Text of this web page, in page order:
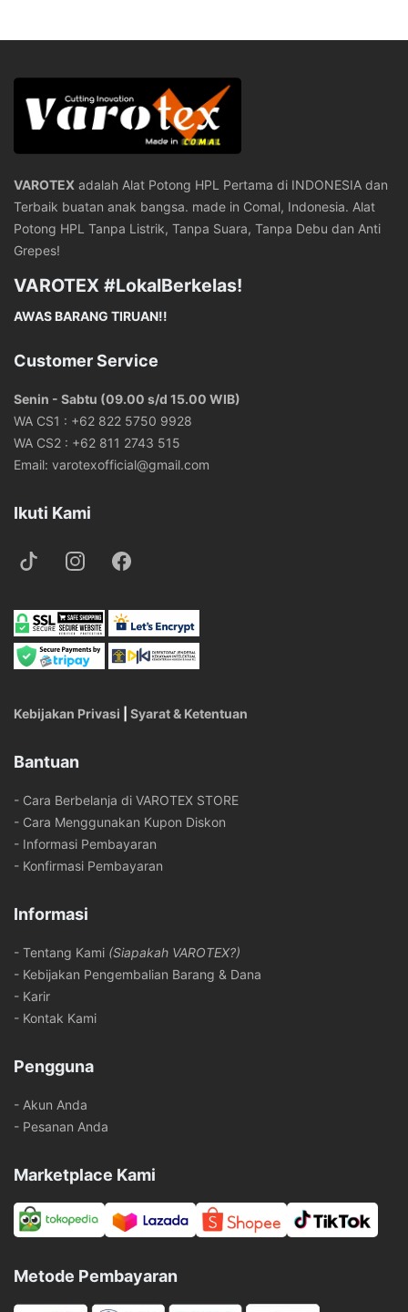
VAROTEX adalah Alat Potong HPL Pertama di INDONESIA dan
Terbaik buatan anak bangsa. made in Comal, Indonesia. Alat
Potong HPL Tanpa Listrik, Tanpa Suara, Tanpa Debu dan Anti
Grepes!
VAROTEX #LokalBerkelas!
AWAS BARANG TIRUAN!!
Customer Service
Senin - Sabtu (09.00 s/d 15.00 WIB)
WA CS1 : +62 822 5750 9928
WA CS2 : +62 811 2743 515
Email: varotexofficial@gmail.com
Ikuti Kami
Kebijakan Privasi Syarat & Ketentuan
Bantuan
- Cara Berbelanja di VAROTEX STORE
- Cara Menggunakan Kupon Diskon
- Informasi Pembayaran
- Konfirmasi Pembayaran
Informasi
- Tentang Kami (Siapakah VAROTEX?)
- Kebijakan Pengembalian Barang & Dana
- Karir
- Kontak Kami
Pengguna
- Akun Anda
- Pesanan Anda
Marketplace Kami
Metode Pembayaran